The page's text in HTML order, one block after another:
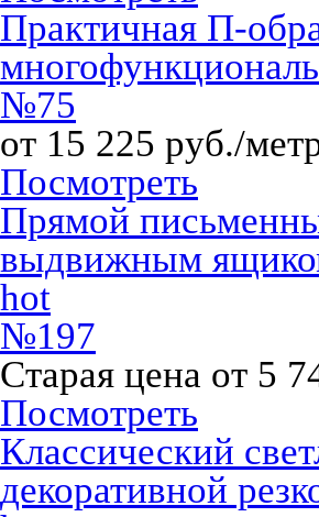
Практичная П-
№75
от 15 225 руб./
Посмотреть
Прямой
выдвижным
hot
№197
Старая цена от 5
Посмотреть
Классический
декоративной